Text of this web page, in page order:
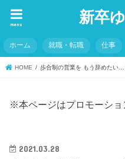
新卒
menu
ホーム 就職・転職 仕事
HOME 歩合制の営業を もう辞めたい
※本ページはプロモーショ
2021.03.28